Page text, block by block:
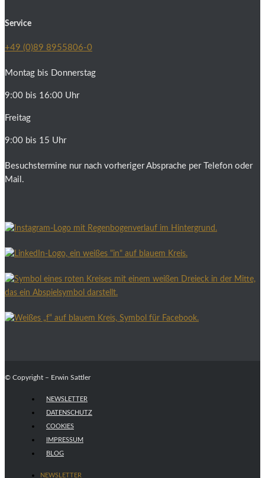
Service
+49 (0)89 8955806-0
Montag bis Donnerstag
9:00 bis 16:00 Uhr
Freitag
9:00 bis 15 Uhr
Besuchstermine nur nach vorheriger Absprache per Telefon oder
Mail.
© Copyright – Erwin Sattler
NEWSLETTER
DATENSCHUTZ
COOKIES
IMPRESSUM
BLOG
NEWSLETTER